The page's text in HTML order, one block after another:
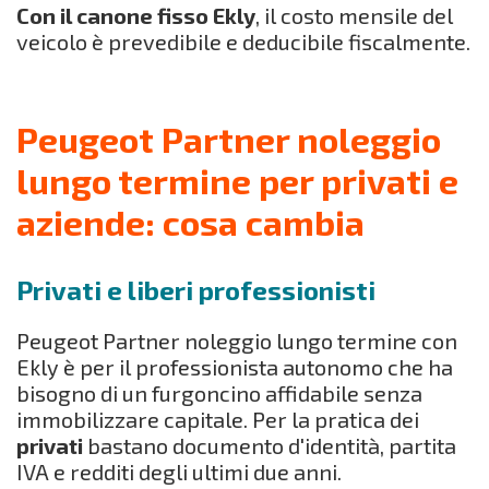
Con il canone fisso Ekly, il costo mensile del
veicolo è prevedibile e deducibile fiscalmente.
Peugeot Partner noleggio
lungo termine per privati e
aziende: cosa cambia
Privati e liberi professionisti
Peugeot Partner noleggio lungo termine con
Ekly è per il professionista autonomo che ha
bisogno di un furgoncino affidabile senza
immobilizzare capitale. Per la pratica dei
privati bastano documento d'identità, partita
IVA e redditi degli ultimi due anni.